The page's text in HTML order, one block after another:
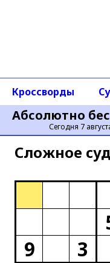
Абсолютно
Сегодня 7
Кроссворды
Сложное
9
3